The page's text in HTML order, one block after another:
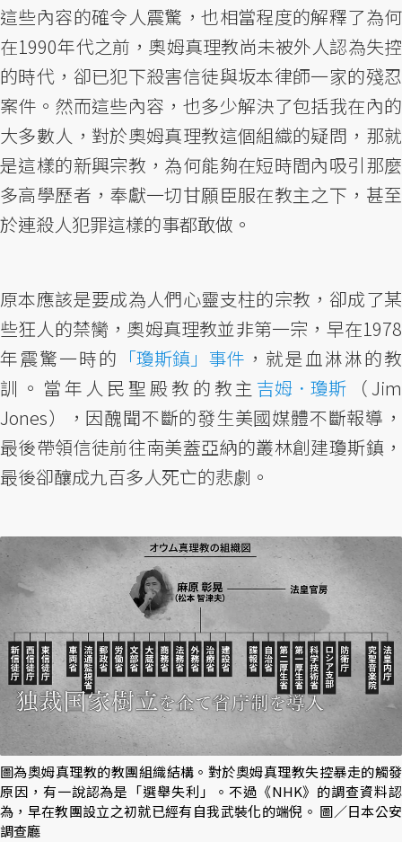
這些內容的確令人震驚，也相當程度的解釋了為何
在1990年代之前，奧姆真理教尚未被外人認為失控
的時代，卻已犯下殺害信徒與坂本律師一家的殘忍
案件。然而這些內容，也多少解決了包括我在內的
大多數人，對於奧姆真理教這個組織的疑問，那就
是這樣的新興宗教，為何能夠在短時間內吸引那麼
多高學歷者，奉獻一切甘願臣服在教主之下，甚至
於連殺人犯罪這樣的事都敢做。
原本應該是要成為人們心靈支柱的宗教，卻成了某
些狂人的禁臠，奧姆真理教並非第一宗，早在1978
年震驚一時的 「瓊斯鎮」事件 ，就是血淋淋的教
訓。當年人民聖殿教的教主吉姆．瓊斯 （Jim
Jones），因醜聞不斷的發生美國媒體不斷報導，
最後帶領信徒前往南美蓋亞納的叢林創建瓊斯鎮，
最後卻釀成九百多人死亡的悲劇。
圖為奧姆真理教的教團組織結構。對於奧姆真理教失控暴走的觸發
原因，有一說認為是「選舉失利」。不過《NHK》的調查資料認
為，早在教團設立之初就已經有自我武裝化的端倪。 圖／日本公安
調查廳